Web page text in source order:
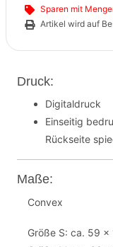
Sparen mit
Artikel wird auf
Druck:
Digitaldruck
Einseitig
Rückseite
Maße:
Convex
Größe S: ca. 59 x